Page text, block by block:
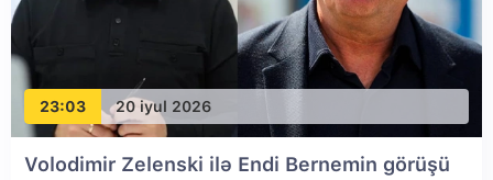
23:03 20 iyul 2026
Volodimir Zelenski ilə Endi Bernemin görüşü